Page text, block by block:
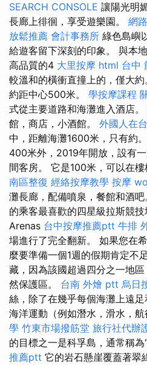
SEARCH CONSOLE 讓陽光明
長廊上徘徊，享受遊樂園。 網
放鬆推薦 會計事務所 綠色島嶼
給遊客留下深刻的印象。 與本
高品質的4 大里按摩 html 台中
較溫和的橫衝直撞上的，僅大約
約距中心500米。 學按摩課程
式從主要道路和海灘進入酒店。
館，商店，小酒館。 外國人在
中，距離海灘1600米，只有約。
400米外，2019年開放，設有
間客房。 它是100米，可以在樓
南區整復 經絡按摩教學 按摩
灘長廊，配備噴泉，餐館和酒吧
的乘客最喜歡的四星級拉斯競
Arenas 台中按摩推薦ptt 牛排
場進行了完全翻新。 如果您在
麼要準備一個1週的假期肯定不
藏，因為該國超過四分之一地
然保護區。 台南 外燴 ptt 烏日
絲，除了在幾乎每個海灘上遠
海洋運動（例如潛水，滑水，航
學 竹東市場撥筋堂 旅行社代辦
的目標之一是科孚島，通常稱為
推薦ptt 它的岩石懸崖覆蓋著翠